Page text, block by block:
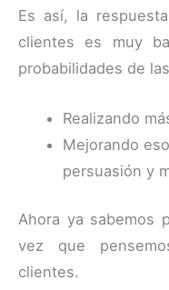
Es así, la
clientes es muy
probabilidades de
Realizando
Mejorando
persuasión y
Ahora ya sabemos
vez que
clientes.